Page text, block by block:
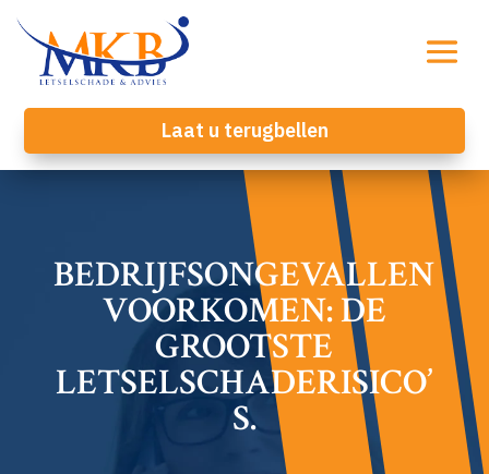
Laat u terugbellen
BEDRIJFSONGEVALLEN
VOORKOMEN: DE
GROOTSTE
LETSELSCHADERISICO’
S.​